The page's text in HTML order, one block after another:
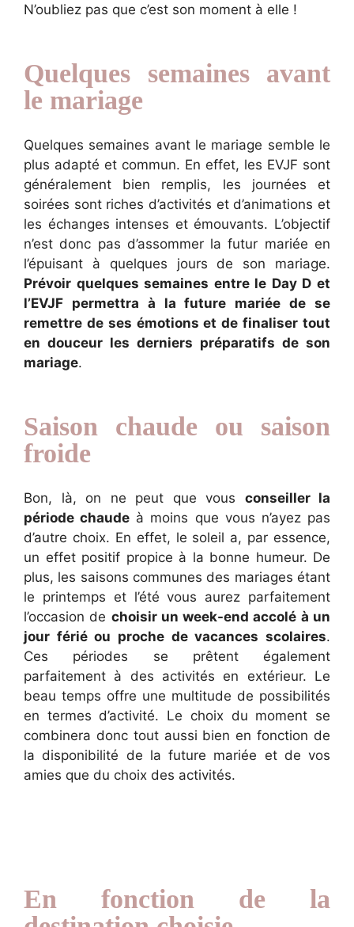
N’oubliez pas que c’est son moment à elle !
Quelques semaines avant
le mariage
Quelques semaines avant le mariage semble le
plus adapté et commun. En effet, les EVJF sont
généralement bien remplis, les journées et
soirées sont riches d’activités et d’animations et
les échanges intenses et émouvants. L’objectif
n’est donc pas d’assommer la futur mariée en
l’épuisant à quelques jours de son mariage.
Prévoir quelques semaines entre le Day D et
l’EVJF permettra à la future mariée de se
remettre de ses émotions et de finaliser tout
en douceur les derniers préparatifs de son
mariage.
Saison chaude ou saison
froide
Bon, là, on ne peut que vous conseiller la
période chaude à moins que vous n’ayez pas
d’autre choix. En effet, le soleil a, par essence,
un effet positif propice à la bonne humeur. De
plus, les saisons communes des mariages étant
le printemps et l’été vous aurez parfaitement
l’occasion de choisir un week-end accolé à un
jour férié ou proche de vacances scolaires.
Ces périodes se prêtent également
parfaitement à des activités en extérieur. Le
beau temps offre une multitude de possibilités
en termes d’activité. Le choix du moment se
combinera donc tout aussi bien en fonction de
la disponibilité de la future mariée et de vos
amies que du choix des activités.
En fonction de la